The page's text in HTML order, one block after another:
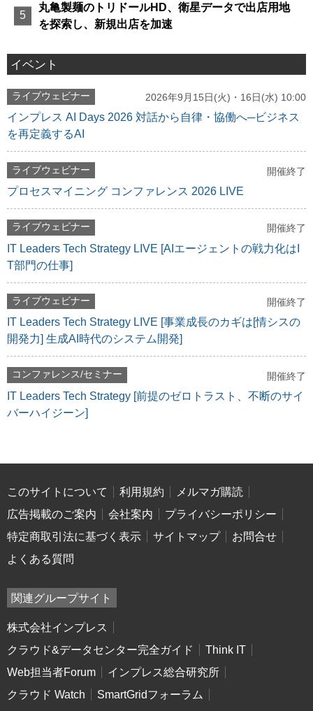
丸亀製麺のトリドールHD、衛星データで出店用地
を探索し、新規出店を加速
イベント
ライブウェビナー 2026年9月15日(火)・16日(水) 10:00
インプレス AI Days 2026 対話から自律・協働へ─ビジネス
を再定義するAI
ライブウェビナー 開催終了
プロセスマイニング コンファレンス 2026 LIVE
ライブウェビナー 開催終了
IT Leaders Tech Strategy LIVE [AIエージェントの戦力化はI
T部門の仕事]
ライブウェビナー 開催終了
IT Leaders Tech Strategy LIVE [事業成長のカギは[情シスの
開発力] 生成AI時代のシステム開発]
コンファレンス/セミナー 開催終了
IT Leaders Tech Strategy [前提のゼロトラスト、不断のサイ
バーハイジーン]
このサイトについて 利用規約
メルマガ購読
広告掲載のご案内
会社案内
プライバシーポリシー
特定商取引法に基づく表示
サイトマップ
お問合せ
よくある質問
関連グループサイト
株式会社インプレス
クラウド&データセンター完全ガイド
Think IT
Web担当者Forum
インプレス総合研究所
クラウド Watch
SmartGridフォーラム